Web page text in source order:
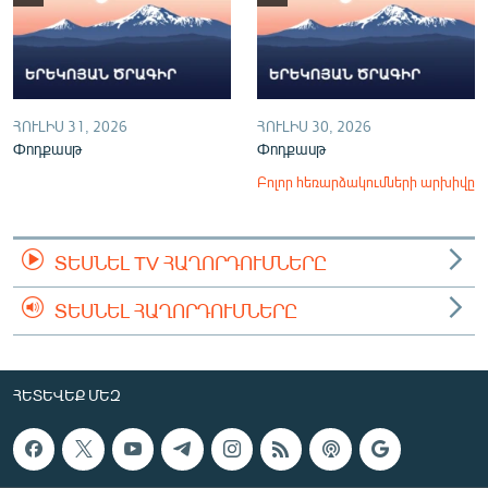
ՀՈՒԼԻՍ 31, 2026
Փոդքասթ
ՀՈՒԼԻՍ 30, 2026
Փոդքասթ
Բոլոր հեռարձակումների արխիվը
ՏԵՍՆԵԼ TV ՀԱՂՈՐԴՈՒՄՆԵՐԸ
ՏԵՍՆԵԼ ՀԱՂՈՐԴՈՒՄՆԵՐԸ
ՀԵՏԵՎԵՔ ՄԵԶ